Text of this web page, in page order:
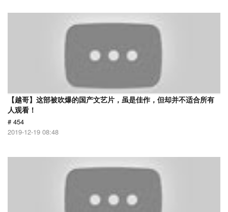
【越哥】这部被吹爆的国产文艺片，虽是佳作，但却并不适合所有
人观看！
# 454
2019-12-19 08:48